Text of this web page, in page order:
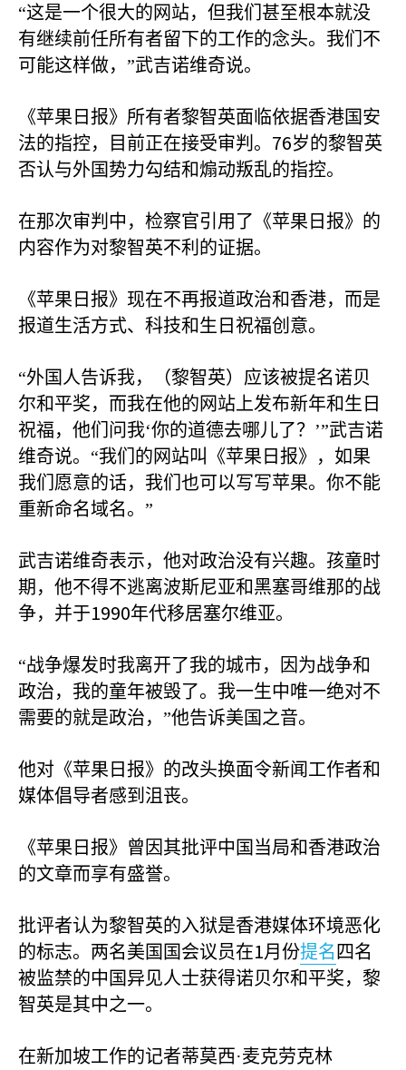
“这是一个很大的网站，但我们甚至根本就没
有继续前任所有者留下的工作的念头。我们不
可能这样做，”武吉诺维奇说。
《苹果日报》所有者黎智英面临依据香港国安
法的指控，目前正在接受审判。 76岁的黎智英
否认与外国势力勾结和煽动叛乱的指控。
在那次审判中，检察官引用了《苹果日报》的
内容作为对黎智英不利的证据。
《苹果日报》现在不再报道政治和香港，而是
报道生活方式、科技和生日祝福创意。
“外国人告诉我，（黎智英）应该被提名诺贝
尔和平奖，而我在他的网站上发布新年和生日
祝福，他们问我‘你的道德去哪儿了？’”武吉诺
维奇说。“我们的网站叫《苹果日报》，如果
我们愿意的话，我们也可以写写苹果。你不能
重新命名域名。”
武吉诺维奇表示，他对政治没有兴趣。孩童时
期，他不得不逃离波斯尼亚和黑塞哥维那的战
争，并于1990年代移居塞尔维亚。
“战争爆发时我离开了我的城市，因为战争和
政治，我的童年被毁了。我一生中唯一绝对不
需要的就是政治，”他告诉美国之音。
他对《苹果日报》的改头换面令新闻工作者和
媒体倡导者感到沮丧。
《苹果日报》曾因其批评中国当局和香港政治
的文章而享有盛誉。
批评者认为黎智英的入狱是香港媒体环境恶化
的标志。两名美国国会议员在1月份提名 四名
被监禁的中国异见人士获得诺贝尔和平奖，黎
智英是其中之一。
在新加坡工作的记者蒂莫西·麦克劳克林